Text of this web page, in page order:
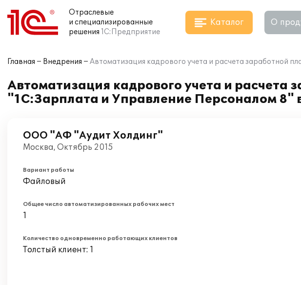
Отраслевые
и специализированные
решения 1С:Предприятие
Каталог О
Главная Внедрения Автоматизация кадрового учета и расчета заработной
Автоматизация кадрового учета и расчета
"1С:Зарплата и Управление Персоналом
ООО "АФ "Аудит Холдинг"
Москва, Октябрь 2015
Вариант работы
Файловый
Общее число автоматизированных рабочих мест
1
Количество одновременно работающих клиентов
Толстый клиент: 1